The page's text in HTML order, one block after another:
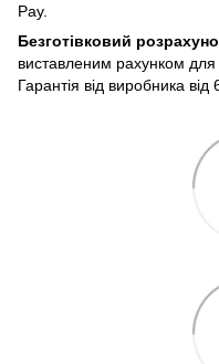
Pay.
Безготівковий
виставленим рахунком для
Гарантія від виробника від